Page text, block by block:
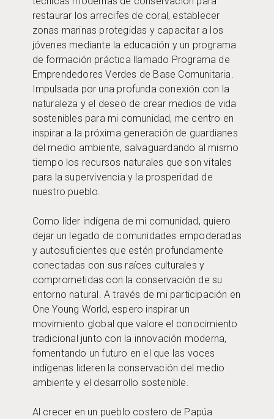
restaurar los arrecifes de coral, establecer
zonas marinas protegidas y capacitar a los
jóvenes mediante la educación y un programa
de formación práctica llamado Programa de
Emprendedores Verdes de Base Comunitaria.
Impulsada por una profunda conexión con la
naturaleza y el deseo de crear medios de vida
sostenibles para mi comunidad, me centro en
inspirar a la próxima generación de guardianes
del medio ambiente, salvaguardando al mismo
tiempo los recursos naturales que son vitales
para la supervivencia y la prosperidad de
nuestro pueblo.
Como líder indígena de mi comunidad, quiero
dejar un legado de comunidades empoderadas
y autosuficientes que estén profundamente
conectadas con sus raíces culturales y
comprometidas con la conservación de su
entorno natural. A través de mi participación en
One Young World, espero inspirar un
movimiento global que valore el conocimiento
tradicional junto con la innovación moderna,
fomentando un futuro en el que las voces
indígenas lideren la conservación del medio
ambiente y el desarrollo sostenible.
Al crecer en un pueblo costero de Papúa